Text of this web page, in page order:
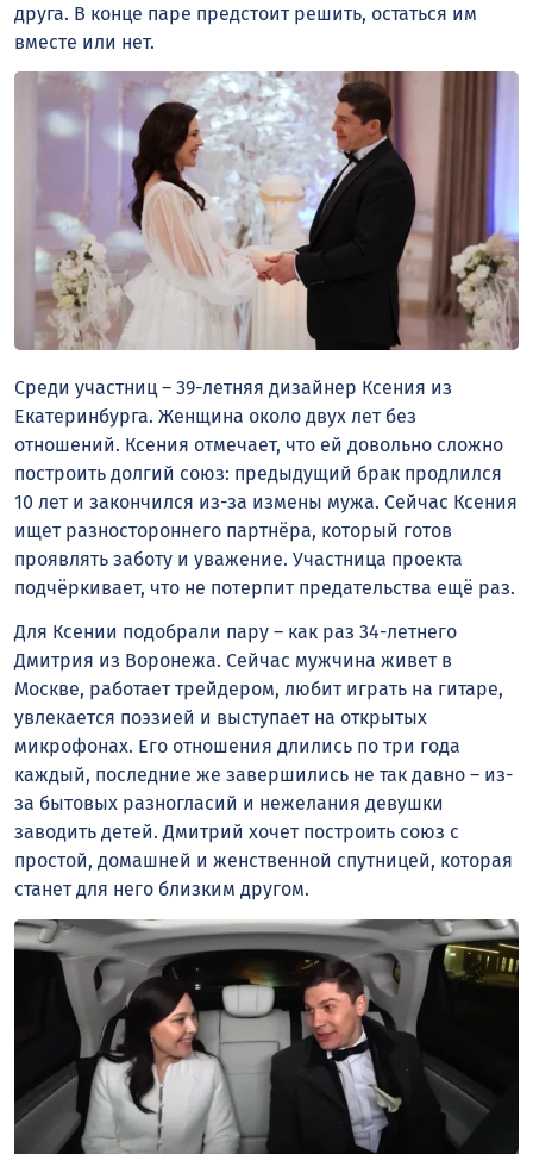
друга. В конце паре предстоит решить, остаться им
вместе или нет.
Среди участниц – 39-летняя дизайнер Ксения из
Екатеринбурга. Женщина около двух лет без
отношений. Ксения отмечает, что ей довольно сложно
построить долгий союз: предыдущий брак продлился
10 лет и закончился из-за измены мужа. Сейчас Ксения
ищет разностороннего партнёра, который готов
проявлять заботу и уважение. Участница проекта
подчёркивает, что не потерпит предательства ещё раз.
Для Ксении подобрали пару – как раз 34-летнего
Дмитрия из Воронежа. Сейчас мужчина живет в
Москве, работает трейдером, любит играть на гитаре,
увлекается поэзией и выступает на открытых
микрофонах. Его отношения длились по три года
каждый, последние же завершились не так давно – из-
за бытовых разногласий и нежелания девушки
заводить детей. Дмитрий хочет построить союз с
простой, домашней и женственной спутницей, которая
станет для него близким другом.